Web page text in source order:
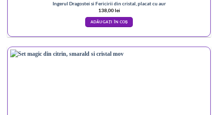
Ingerul Dragostei si Fericirii din cristal, placat cu aur
138,00lei
ADĂUGAȚI ÎN COȘ